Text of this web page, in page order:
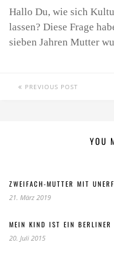
Hallo Du, wie sich
lassen? Diese Frage
sieben Jahren Mutter
PREVIOUS POST
YOU
ZWEIFACH-MUTTER MIT
21. März 2019
MEIN KIND IST EIN
20. Juli 2015